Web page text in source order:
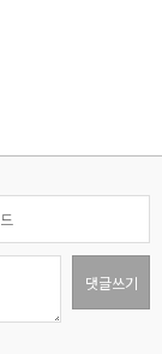
댓글쓰기